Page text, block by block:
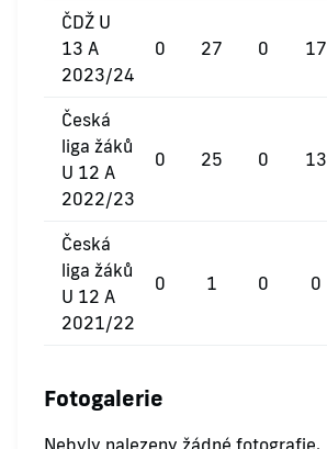
ČDŽ U
13 A
2023/24
0 27 0 17
Česká
liga žáků
U 12 A
2022/23
0 25 0 13
Česká
liga žáků
U 12 A
2021/22
0 1 0 0
Fotogalerie
Nebyly nalezeny žádné fotografie.